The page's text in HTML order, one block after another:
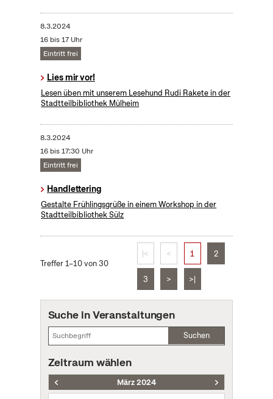
8.3.2024
16 bis 17 Uhr
Eintritt frei
Lies mir vor!
Lesen üben mit unserem Lesehund Rudi Rakete in der
Stadtteilbibliothek Mülheim
8.3.2024
16 bis 17:30 Uhr
Eintritt frei
Handlettering
Gestalte Frühlingsgrüße in einem Workshop in der
Stadtteilbibliothek Sülz
Treffer 1–10 von 30
|< < 1 2
3 > >|
Suche in Veranstaltungen
Suchen
Zeitraum wählen
März 2024